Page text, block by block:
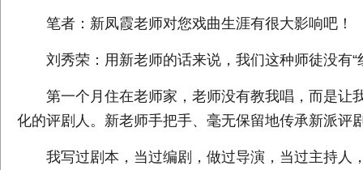
笔者：新凤霞老师对您戏曲生涯有很大影响吧！
刘秀荣：用新老师的话来说，我们这种师徒没有“
第一个月住在老师家，老师没有教我唱，而是让
化的评剧人。新老师手把手、毫无保留地传承新派评
我写过剧本，当过编剧，做过导演，当过主持人